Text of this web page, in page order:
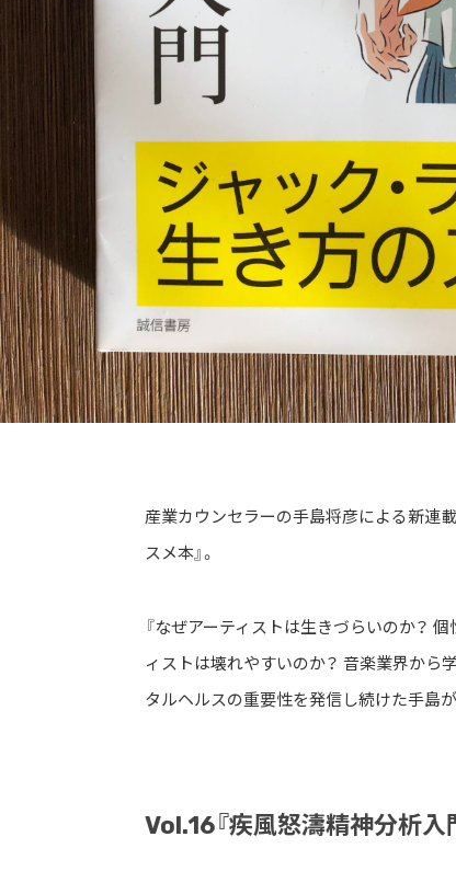
産業カウンセラーの手島将彦による新連
スメ本』。
『なぜアーティストは生きづらいのか？ 個
ィストは壊れやすいのか？ 音楽業界から
タルヘルスの重要性を発信し続けた手島
Vol.16『疾風怒濤精神分析入